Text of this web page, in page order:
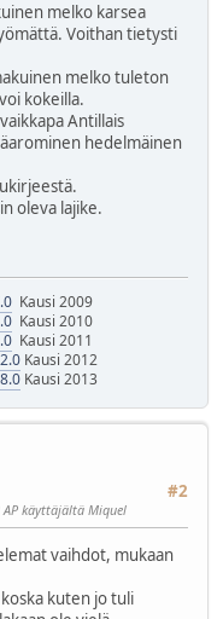
melko karsea
Voithan tietysti
melko tuleton
kokeilla.
Antillais
hedelmäinen
oleva lajike.
Kausi 2009
Kausi 2010
Kausi 2011
Kausi 2012
Kausi 2013
#2
AP käyttäjältä Miquel
vaihdot, mukaan
kuten jo tuli